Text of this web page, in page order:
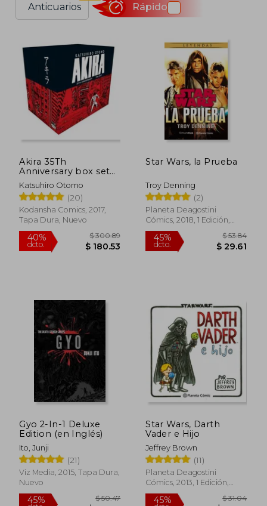
Anticuarios Rápido
Akira 35Th
Anniversary box set
(en Inglés)
Katsuhiro Otomo
(20)
Kodansha Comics, 2017,
Tapa Dura, Nuevo
40%
dcto.
Star Wars, la Prueba
Troy Denning
(2)
Planeta Deagostini
Cómics, 2018, 1 Edición,
Tapa Blanda, Nuevo
45%
dcto.
Gyo 2-In-1 Deluxe
Edition (en Inglés)
Ito, Junji
(21)
Viz Media, 2015, Tapa Dura,
Nuevo
Star Wars, Darth
Vader e Hijo
Jeffrey Brown
(11)
Planeta Deagostini
Cómics, 2013, 1 Edición,
Tapa Dura, Nuevo